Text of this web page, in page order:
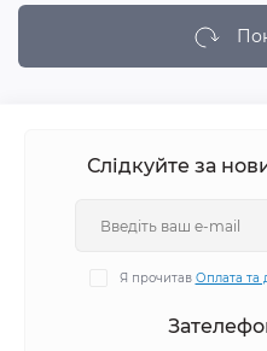
Слідкуйте за
Я прочитав Оплата та